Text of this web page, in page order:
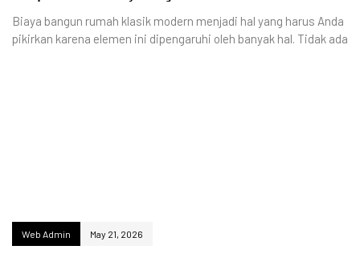
Biaya bangun rumah klasik modern menjadi hal yang harus Anda
pikirkan karena elemen ini dipengaruhi oleh banyak hal. Tidak ada
Web Admin May 21, 2026